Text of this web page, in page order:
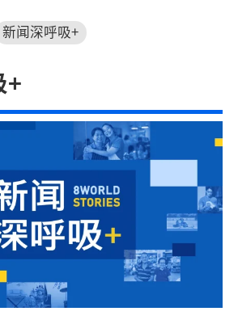
新闻深呼吸+
+